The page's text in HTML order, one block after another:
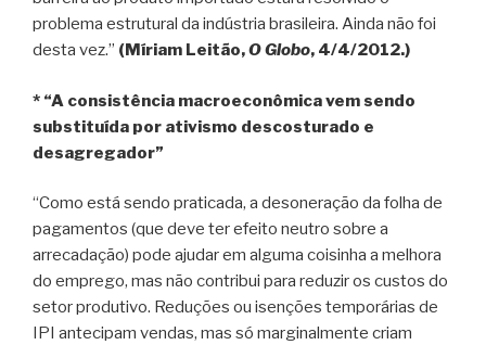
problema estrutural da indústria brasileira. Ainda não foi
desta vez.” (Míriam Leitão,O Globo, 4/4/2012.)
* “A consistência macroeconômica vem sendo
substituída por ativismo descosturado e
desagregador”
“Como está sendo praticada, a desoneração da folha de
pagamentos (que deve ter efeito neutro sobre a
arrecadação) pode ajudar em alguma coisinha a melhora
do emprego, mas não contribui para reduzir os custos do
setor produtivo. Reduções ou isenções temporárias de
IPI antecipam vendas, mas só marginalmente criam